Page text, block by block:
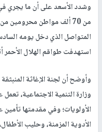
وشدد الأسعد على أن ما يجري
من 70 ألف مواطن
المتواصل الذي دخل يومه
استهدفت طواقم الهلال الأحمر
وأوضح أن لجنة الإغاثة
وزارة التنمية الاجتماعية،
الأولويات؛ وفي مقدمتها
الأدوية المزمنة، وحليب